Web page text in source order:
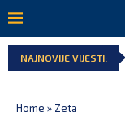
NAJNOVIJE VIJESTI:
Home » Zeta